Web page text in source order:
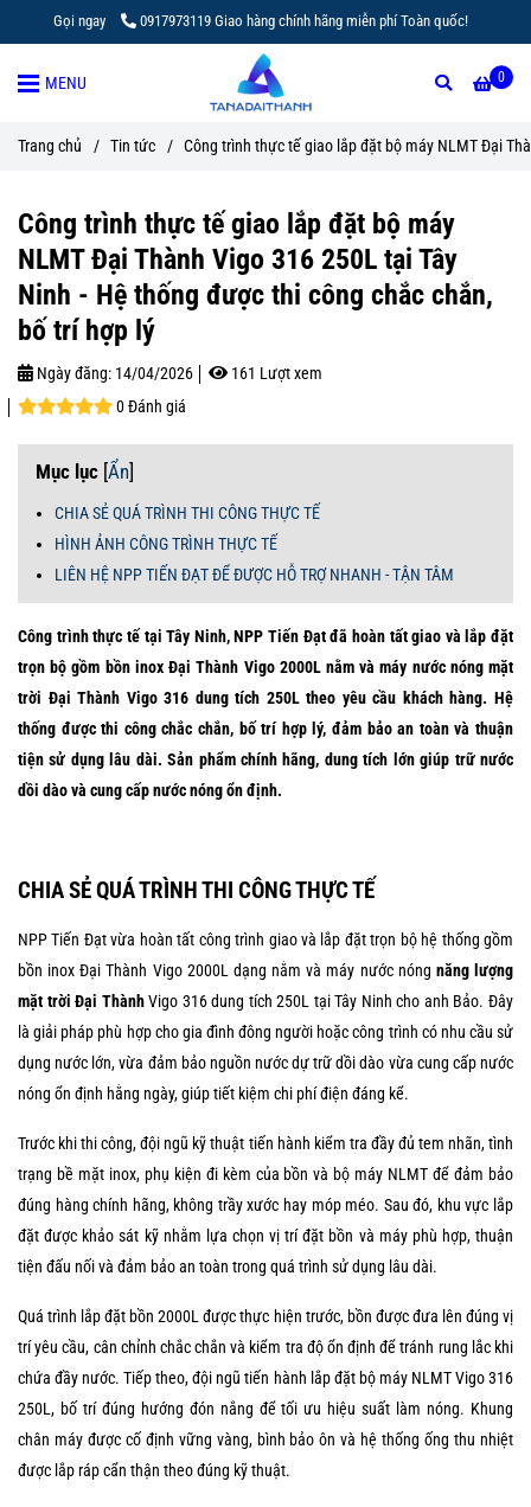
Gọi ngay 0917973119 Giao hàng chính hãng miễn phí Toàn quốc!
0
MENU
Trang chủ / Tin tức / Công trình thực tế giao lắp đặt bộ máy NLMT Đại
Công trình thực tế giao lắp đặt bộ máy
NLMT Đại Thành Vigo 316 250L tại Tây
Ninh - Hệ thống được thi công chắc chắn,
bố trí hợp lý
Ngày đăng: 14/04/2026
161 Lượt xem
0 Đánh giá
Mục lục [Ẩn]
CHIA SẺ QUÁ TRÌNH THI CÔNG THỰC TẾ
HÌNH ẢNH CÔNG TRÌNH THỰC TẾ
LIÊN HỆ NPP TIẾN ĐẠT ĐỂ ĐƯỢC HỖ TRỢ NHANH - TẬN TÂM
Công trình thực tế tại Tây Ninh, NPP Tiến Đạt đã hoàn tất giao và lắp đặt
trọn bộ gồm bồn inox Đại Thành Vigo 2000L nằm và máy nước nóng mặt
trời Đại Thành Vigo 316 dung tích 250L theo yêu cầu khách hàng. Hệ
thống được thi công chắc chắn, bố trí hợp lý, đảm bảo an toàn và thuận
tiện sử dụng lâu dài. Sản phẩm chính hãng, dung tích lớn giúp trữ nước
dồi dào và cung cấp nước nóng ổn định.
CHIA SẺ QUÁ TRÌNH THI CÔNG THỰC TẾ
NPP Tiến Đạt vừa hoàn tất công trình giao và lắp đặt trọn bộ hệ thống gồm
bồn inox Đại Thành Vigo 2000L dạng nằm và máy nước nóng năng lượng
mặt trời Đại ThànhVigo 316 dung tích 250L tại Tây Ninh cho anh Bảo. Đây
là giải pháp phù hợp cho gia đình đông người hoặc công trình có nhu cầu sử
dụng nước lớn, vừa đảm bảo nguồn nước dự trữ dồi dào vừa cung cấp nước
nóng ổn định hằng ngày, giúp tiết kiệm chi phí điện đáng kể.
Trước khi thi công, đội ngũ kỹ thuật tiến hành kiểm tra đầy đủ tem nhãn, tình
trạng bề mặt inox, phụ kiện đi kèm của bồn và bộ máy NLMT để đảm bảo
đúng hàng chính hãng, không trầy xước hay móp méo. Sau đó, khu vực lắp
đặt được khảo sát kỹ nhằm lựa chọn vị trí đặt bồn và máy phù hợp, thuận
tiện đấu nối và đảm bảo an toàn trong quá trình sử dụng lâu dài.
Quá trình lắp đặt bồn 2000L được thực hiện trước, bồn được đưa lên đúng vị
trí yêu cầu, cân chỉnh chắc chắn và kiểm tra độ ổn định để tránh rung lắc khi
chứa đầy nước. Tiếp theo, đội ngũ tiến hành lắp đặt bộ máy NLMT Vigo 316
250L, bố trí đúng hướng đón nắng để tối ưu hiệu suất làm nóng. Khung
chân máy được cố định vững vàng, bình bảo ôn và hệ thống ống thu nhiệt
được lắp ráp cẩn thận theo đúng kỹ thuật.